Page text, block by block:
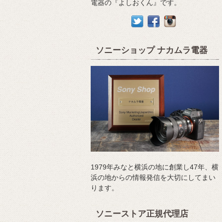
電器の『よしおくん』です。
ソニーショップ ナカムラ電器
1979年みなと横浜の地に創業し47年、横
浜の地からの情報発信を大切にしてまい
ります。
ソニーストア正規代理店